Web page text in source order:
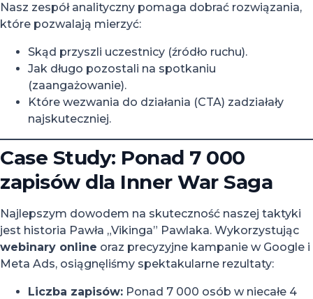
Nasz zespół analityczny pomaga dobrać rozwiązania,
które pozwalają mierzyć:
Skąd przyszli uczestnicy (źródło ruchu).
Jak długo pozostali na spotkaniu
(zaangażowanie).
Które wezwania do działania (CTA) zadziałały
najskuteczniej.
Case Study: Ponad 7 000
zapisów dla Inner War Saga
Najlepszym dowodem na skuteczność naszej taktyki
jest historia Pawła „Vikinga” Pawlaka. Wykorzystując
webinary online oraz precyzyjne kampanie w Google i
Meta Ads, osiągnęliśmy spektakularne rezultaty:
Liczba zapisów: Ponad 7 000 osób w niecałe 4